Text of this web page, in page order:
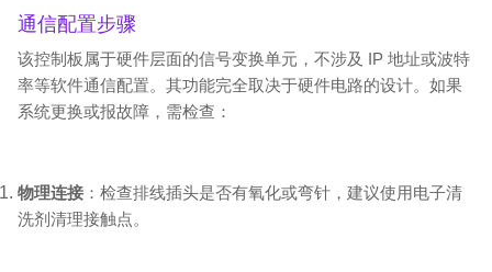
通信配置步骤
该控制板属于硬件层面的信号变换单元，不涉及 IP 地址或波特
率等软件通信配置。其功能完全取决于硬件电路的设计。如果
系统更换或报故障，需检查：
物理连接 ：检查排线插头是否有氧化或弯针，建议使用电子清
洗剂清理接触点。